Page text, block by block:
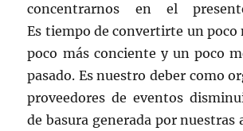
concentrarnos en el
Es tiempo de convertirte un poco
poco más conciente y un poco
pasado. Es nuestro deber como
proveedores de eventos
de basura generada por nuestras